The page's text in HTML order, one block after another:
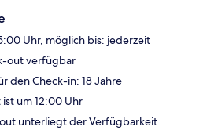
Uhr, möglich bis: jederzeit
out verfügbar
den Check-in: 18 Jahre
um 12:00 Uhr
unterliegt der Verfügbarkeit